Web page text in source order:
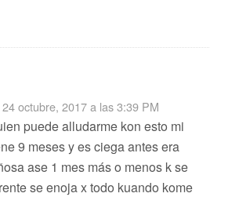
24 octubre, 2017 a las 3:39 PM
puede alludarme kon esto mi
9 meses y es ciega antes era
ase 1 mes más o menos k se
se enoja x todo kuando kome